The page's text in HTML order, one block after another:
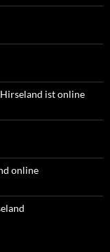
ist online
online